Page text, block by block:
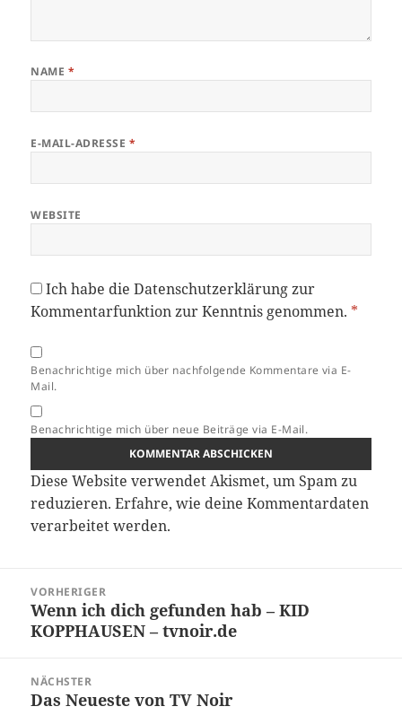
NAME *
E-MAIL-ADRESSE *
WEBSITE
Ich habe dieDatenschutzerklärungzur
Kommentarfunktion zur Kenntnis genommen. *
Benachrichtige mich über nachfolgende Kommentare via E-
Mail.
Benachrichtige mich über neue Beiträge via E-Mail.
Diese Website verwendet Akismet, um Spam zu
reduzieren.Erfahre, wie deine Kommentardaten
verarbeitet werden.
VORHERIGER
Vorheriger
Beitrag:
Wenn ich dich gefunden hab – KID
KOPPHAUSEN – tvnoir.de
NÄCHSTER
Nächster
Das Neueste von TV Noir